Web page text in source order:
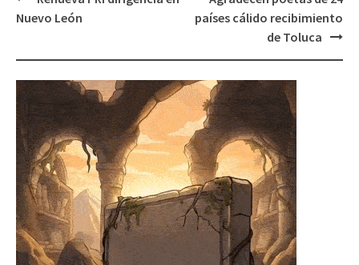
navigation
Nuevo León
países cálido recibimiento
de Toluca